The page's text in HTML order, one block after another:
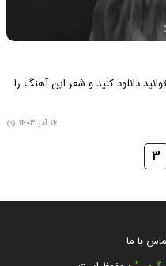
دانلود کنید و شعر این آهنگ را
۱۴ آذر ۱۴۰۳
۳
با ما